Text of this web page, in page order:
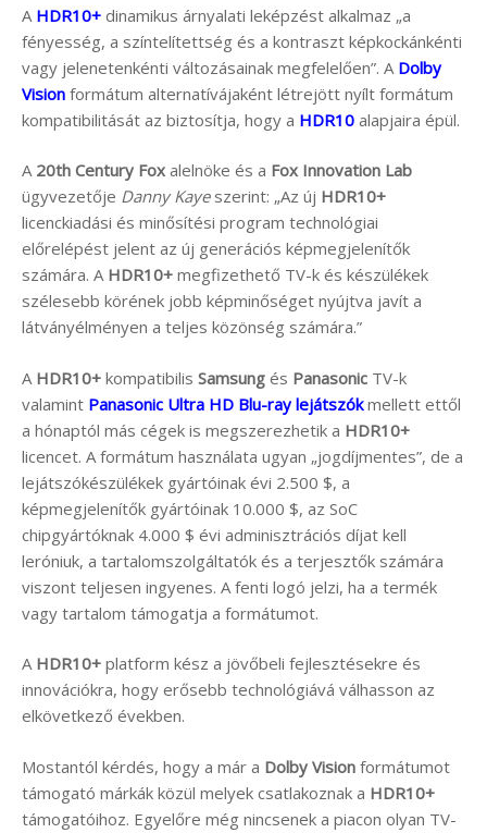
A HDR10+ dinamikus árnyalati leképzést alkalmaz „a
fényesség, a színtelítettség és a kontraszt képkockánkénti
vagy jelenetenkénti változásainak megfelelően”. A Dolby
Vision formátum alternatívájaként létrejött nyílt formátum
kompatibilitását az biztosítja, hogy a HDR10 alapjaira épül.
A 20th Century Foxalelnöke és a Fox Innovation Lab
ügyvezetője Danny Kayeszerint: „Az új HDR10+
licenckiadási és minősítési program technológiai
előrelépést jelent az új generációs képmegjelenítők
számára. A HDR10+ megfizethető TV-k és készülékek
szélesebb körének jobb képminőséget nyújtva javít a
látványélményen a teljes közönség számára.”
A HDR10+ kompatibilis Samsung és Panasonic TV-k
valamint Panasonic Ultra HD Blu-ray lejátszókmellett ettől
a hónaptól más cégek is megszerezhetik a HDR10+
licencet. A formátum használata ugyan „jogdíjmentes”, de a
lejátszókészülékek gyártóinak évi 2.500 $, a
képmegjelenítők gyártóinak 10.000 $, az SoC
chipgyártóknak 4.000 $ évi adminisztrációs díjat kell
leróniuk, a tartalomszolgáltatók és a terjesztők számára
viszont teljesen ingyenes. A fenti logó jelzi, ha a termék
vagy tartalom támogatja a formátumot.
A HDR10+ platform kész a jövőbeli fejlesztésekre és
innovációkra, hogy erősebb technológiává válhasson az
elkövetkező években.
Mostantól kérdés, hogy a már a Dolby Vision formátumot
támogató márkák közül melyek csatlakoznak a HDR10+
támogatóihoz. Egyelőre még nincsenek a piacon olyan TV-